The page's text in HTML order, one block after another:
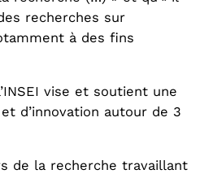
recherches sur
à des fins
vise et soutient une
d’innovation autour de 3
de la recherche travaillant